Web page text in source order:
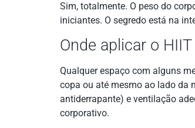
Sim, totalmente. O peso do
iniciantes. O segredo está na
Onde aplicar o
Qualquer espaço com alguns
copa ou até mesmo ao lado da
antiderrapante) e ventilação
corporativo.